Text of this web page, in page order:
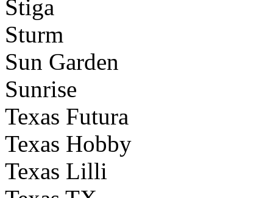
Stiga
Sturm
Sun Garden
Sunrise
Texas Futura
Texas Hobby
Texas Lilli